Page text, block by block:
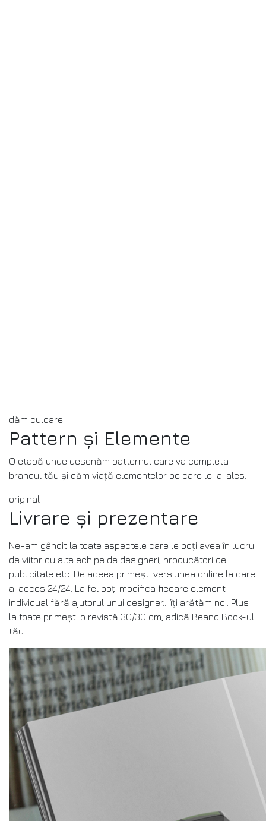
dăm culoare
Pattern și Elemente
O etapă unde desenăm patternul care va completa
brandul tău și dăm viață elementelor pe care le-ai ales.
original
Livrare și prezentare
Ne-am gândit la toate aspectele care le poți avea în lucru
de viitor cu alte echipe de designeri, producători de
publicitate etc. De aceea primești versiunea online la care
ai acces 24/24. La fel poți modifica fiecare element
individual fără ajutorul unui designer... îți arătăm noi. Plus
la toate primești o revistă 30/30 cm, adică Beand Book-ul
tău.